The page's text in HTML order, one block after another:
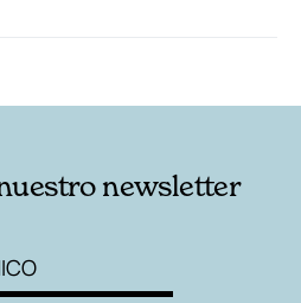
newsletter